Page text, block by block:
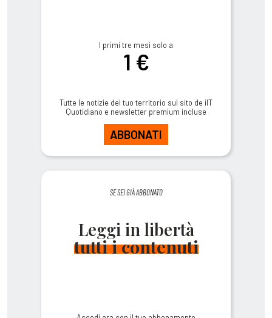
I primi tre mesi solo a
1 €
Tutte le notizie del tuo territorio sul sito de ilT
Quotidiano e newsletter premium incluse
ABBONATI
SE SEI GIÀ ABBONATO
Leggi in libertà
tutti i contenuti